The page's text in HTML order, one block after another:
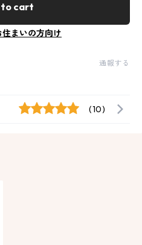
cart
まいの方向け
通報する
(10)